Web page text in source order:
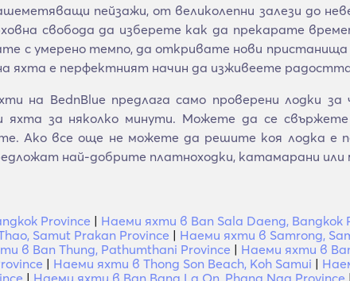
пейзажи, от великолепни залези до
свобода да изберете как да прекарате
с умерено темпо, да откривате нови пристанища
яхта е перфектният начин да изживеете
на BednBlue предлага само проверени лодки
яхта за няколко минути. Можете да се
Ако все още не можете да решите коя лодка
най-добрите платноходки, катамарани
Province | Наеми яхти в Ban Sala Daeng, Bangkok
Samut Prakan Province | Наеми яхти в Samrong,
в Ban Thung, Pathumthani Province | Наеми яхти в
| Наеми яхти в Thong Son Beach, Koh Samui |
| Наеми яхти в Ban Bang La On, Phang Nga Province |